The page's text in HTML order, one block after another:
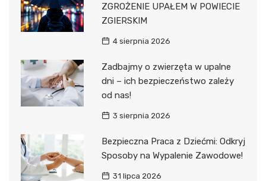
ZGROŻENIE UPAŁEM W POWIECIE
ZGIERSKIM
4 sierpnia 2026
Zadbajmy o zwierzęta w upalne
dni – ich bezpieczeństwo zależy
od nas!
3 sierpnia 2026
Bezpieczna Praca z Dziećmi: Odkryj
Sposoby na Wypalenie Zawodowe!
31 lipca 2026